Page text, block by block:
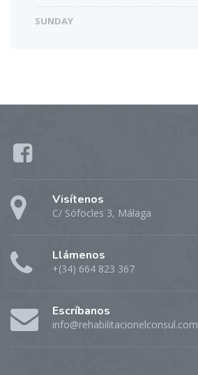
SUNDAY
Visítenos
C/ Sófocles 3, Málaga
Llámenos
+(34) 664 823 367
Escríbanos
info@rehabilitacionelconsul.com